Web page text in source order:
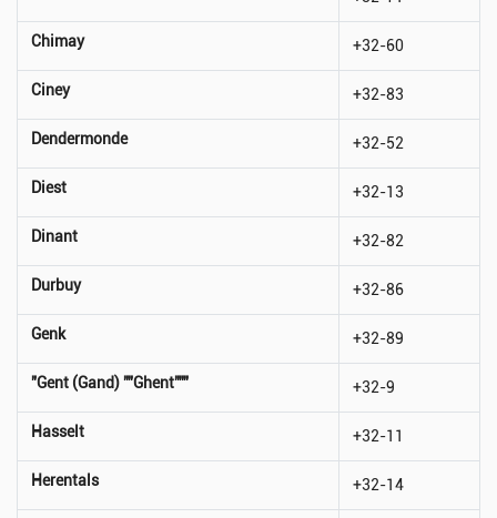
Chimay +32-60
Ciney +32-83
Dendermonde +32-52
Diest +32-13
Dinant +32-82
Durbuy +32-86
Genk +32-89
"Gent (Gand) ""Ghent""" +32-9
Hasselt +32-11
Herentals +32-14